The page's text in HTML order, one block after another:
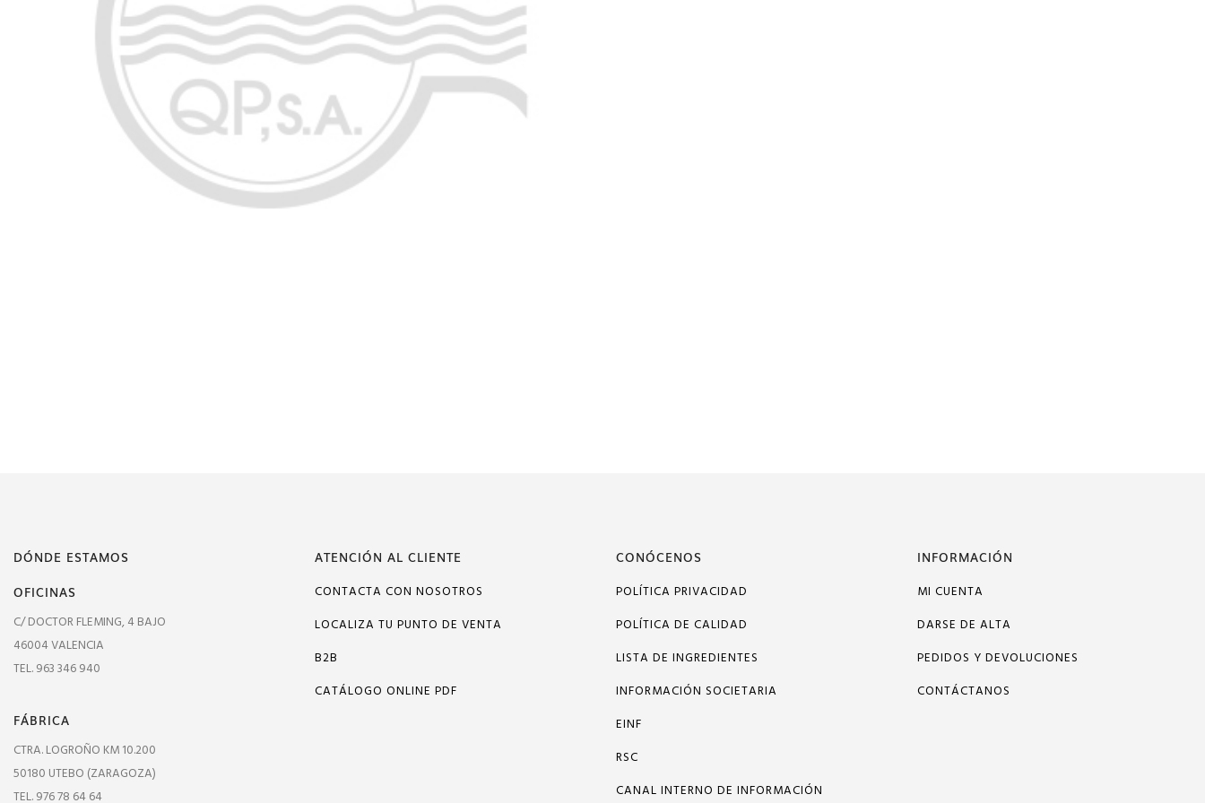
DÓNDE ESTAMOS
OFICINAS
C/ DOCTOR FLEMING, 4 BAJO
46004 VALENCIA
TEL. 963 346 940
FÁBRICA
CTRA. LOGROÑO KM 10.200
50180 UTEBO (ZARAGOZA)
TEL. 976 78 64 64
ATENCIÓN AL CLIENTE
CONTACTA CON NOSOTROS
LOCALIZA TU PUNTO DE VENTA
B2B
CATÁLOGO ONLINE PDF
CONÓCENOS
POLÍTICA PRIVACIDAD
POLÍTICA DE CALIDAD
LISTA DE INGREDIENTES
INFORMACIÓN SOCIETARIA
EINF
RSC
CANAL INTERNO DE INFORMACIÓN
INFORMACIÓN
MI CUENTA
DARSE DE ALTA
PEDIDOS Y DEVOLUCIONES
CONTÁCTANOS